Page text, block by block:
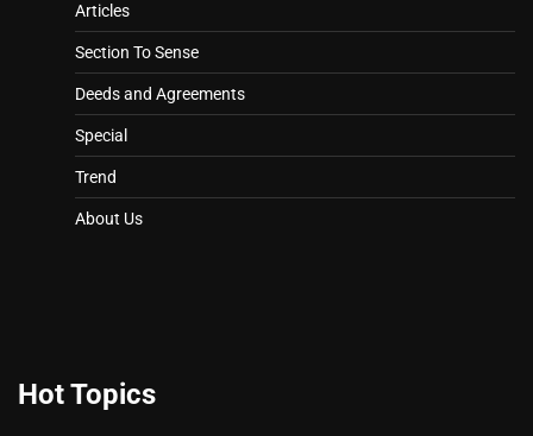
Articles
Section To Sense
Deeds and Agreements
Special
Trend
About Us
Hot Topics